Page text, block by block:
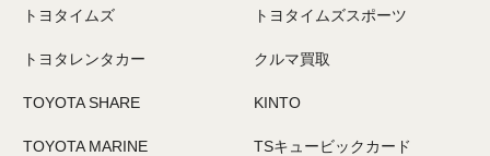
トヨタイムズ トヨタイムズスポーツ
トヨタレンタカー クルマ買取
TOYOTA SHARE KINTO
TOYOTA MARINE TSキュービックカード